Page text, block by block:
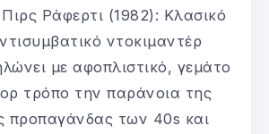
Ράφερτι (1982): Κλασικό
ντοκιμαντέρ
με αφοπλιστικό, γεμάτο
τρόπο την παράνοια της
προπαγάνδας των 40s και